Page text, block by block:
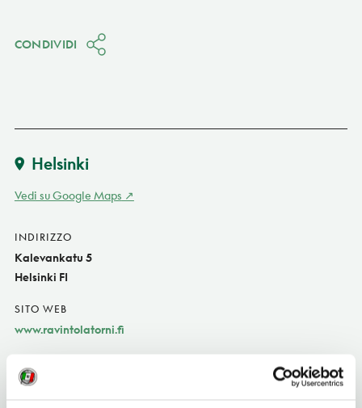
CONDIVIDI
Helsinki
Vedi su Google Maps
INDIRIZZO
Kalevankatu 5
Helsinki FI
SITO WEB
www.ravintolatorni.fi
restaurant.torni@sok.fi